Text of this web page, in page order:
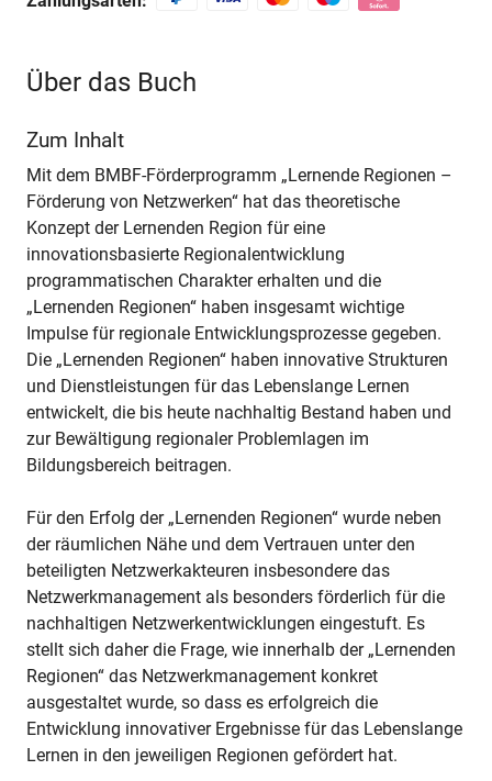
Über das Buch
Zum Inhalt
Mit dem BMBF-Förderprogramm „Lernende Regionen –
Förderung von Netzwerken“ hat das theoretische
Konzept der Lernenden Region für eine
innovationsbasierte Regionalentwicklung
programmatischen Charakter erhalten und die
„Lernenden Regionen“ haben insgesamt wichtige
Impulse für regionale Entwicklungsprozesse gegeben.
Die „Lernenden Regionen“ haben innovative Strukturen
und Dienstleistungen für das Lebenslange Lernen
entwickelt, die bis heute nachhaltig Bestand haben und
zur Bewältigung regionaler Problemlagen im
Bildungsbereich beitragen.
Für den Erfolg der „Lernenden Regionen“ wurde neben
der räumlichen Nähe und dem Vertrauen unter den
beteiligten Netzwerkakteuren insbesondere das
Netzwerkmanagement als besonders förderlich für die
nachhaltigen Netzwerkentwicklungen eingestuft. Es
stellt sich daher die Frage, wie innerhalb der „Lernenden
Regionen“ das Netzwerkmanagement konkret
ausgestaltet wurde, so dass es erfolgreich die
Entwicklung innovativer Ergebnisse für das Lebenslange
Lernen in den jeweiligen Regionen gefördert hat.